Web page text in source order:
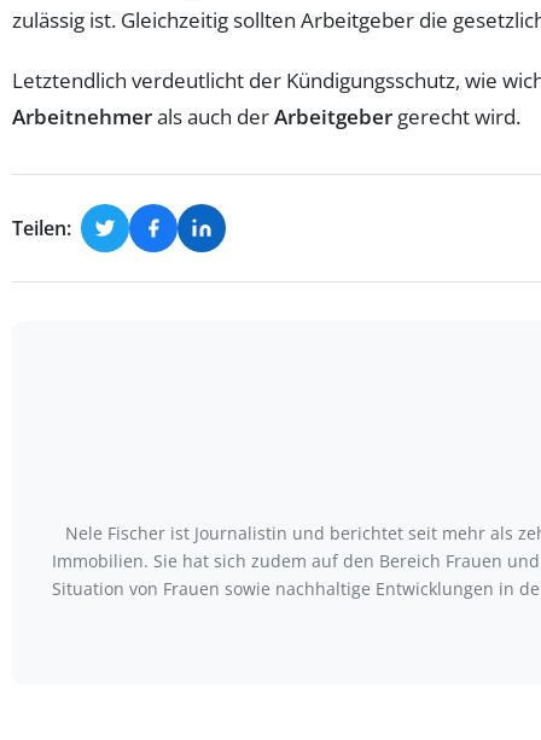
zulässig ist. Gleichzeitig sollten Arbeitgeber die
Letztendlich verdeutlicht der Kündigungsschutz, wie
Arbeitnehmerals auch derArbeitgeber gerecht wird.
Teilen:
Nele Fischer ist Journalistin und berichtet seit mehr als
Immobilien. Sie hat sich zudem auf den Bereich Frauen
Situation von Frauen sowie nachhaltige Entwicklungen in